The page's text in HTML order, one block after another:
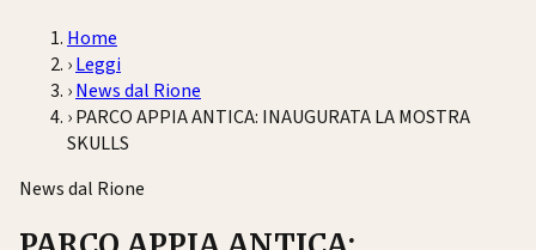
Home
›Leggi
›News dal Rione
›PARCO APPIA ANTICA: INAUGURATA LA MOSTRA
SKULLS
News dal Rione